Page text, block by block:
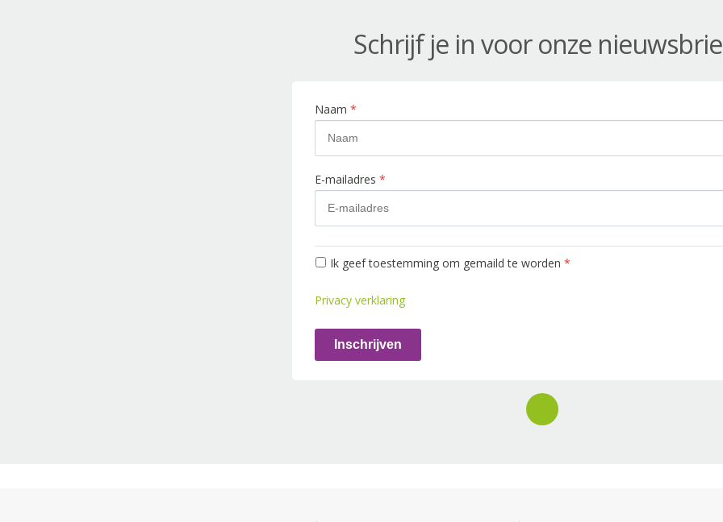
Schrijf je in voor onze
Naam *
E-mailadres *
Ik geef toestemming om gemaild te worden *
Privacy verklaring
Inschrijven